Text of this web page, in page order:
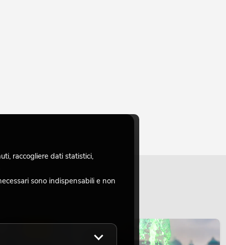
raccogliere dati statistici,
sono indispensabili e non